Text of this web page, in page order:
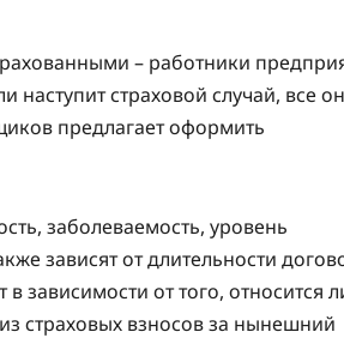
– работники
наступит страховой случай, все
предлагает оформить
заболеваемость, уровень
зависят от длительности
зависимости от того, относится
страховых взносов за нынешний